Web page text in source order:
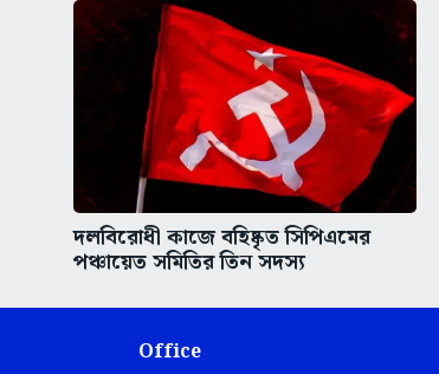
দলবিরোধী কাজে বহিষ্কৃত সিপিএমের
পঞ্চায়েত সমিতির তিন সদস্য
Office